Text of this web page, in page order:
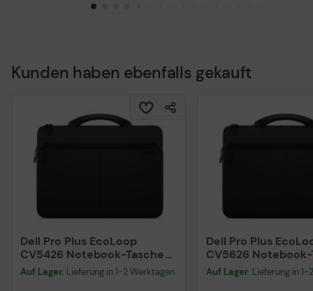
Kunden haben ebenfalls gekauft
Dell Pro Plus EcoLoop
CV5426 Notebook-Tasche
35,6 cm (14") Schwarz
Auf Lager: Lieferung in 1-2 Werktagen
Dell Pro Plus
CV5626
40,6 cm (16")
Auf Lager: Lieferung in